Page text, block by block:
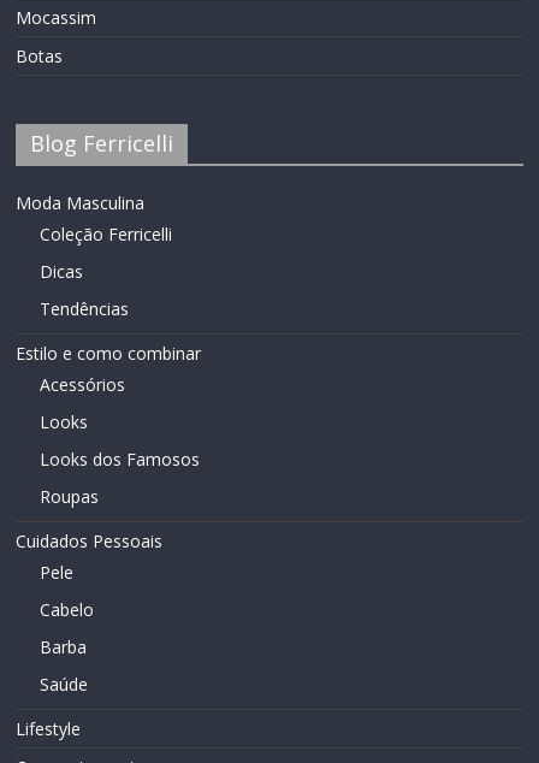
Mocassim
Botas
Blog Ferricelli
Moda Masculina
Coleção Ferricelli
Dicas
Tendências
Estilo e como combinar
Acessórios
Looks
Looks dos Famosos
Roupas
Cuidados Pessoais
Pele
Cabelo
Barba
Saúde
Lifestyle